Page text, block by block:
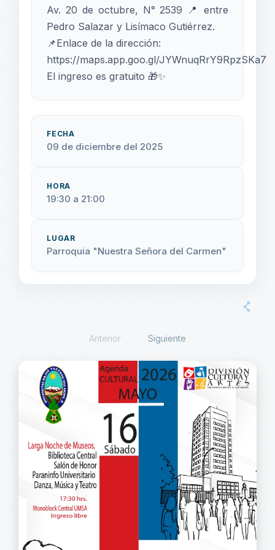
Av. 20 de octubre, N° 2539 📍 entre
Pedro Salazar y Lisímaco Gutiérrez.
📌Enlace de la dirección:
https://maps.app.goo.gl/JYWnuqRrY9RpzSKa7
El ingreso es gratuito 🎁✨
FECHA
09 de diciembre del 2025
HORA
19:30 a 21:00
LUGAR
Parroquia "Nuestra Señora del Carmen"
Anterior Siguiente